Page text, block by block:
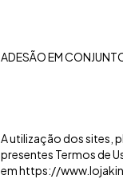
ADESÃO EM
A utilização dos sites,
presentes Termos de
em https://